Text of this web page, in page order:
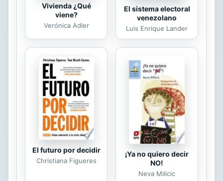
Vivienda ¿Qué
viene?
Verónica Adler
El sistema electoral
venezolano
Luis Enrique Lander
El futuro por decidir
Christiana Figueres
¡Ya no quiero decir
NO!
Neva Milicic